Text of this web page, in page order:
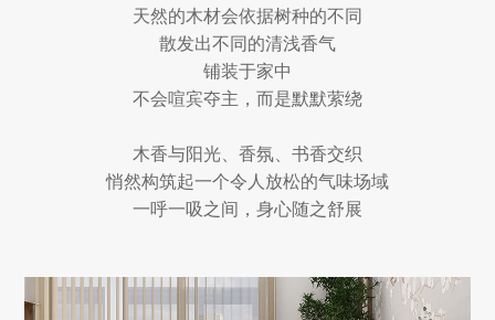
天然的木材会依据树种的不同
散发出不同的清浅香气
铺装于家中
不会喧宾夺主，而是默默萦绕
木香与阳光、香氛、书香交织
悄然构筑起一个令人放松的气味场域
一呼一吸之间，身心随之舒展